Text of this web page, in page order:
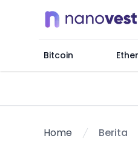
Bitcoin
Home Berita